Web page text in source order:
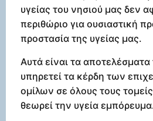
υγείας του νησιού μας δεν
περιθώριο για ουσιαστική
προστασία της υγείας μας.
Αυτά είναι τα
υπηρετεί τα κέρδη των
ομίλων σε όλους τους
θεωρεί την υγεία